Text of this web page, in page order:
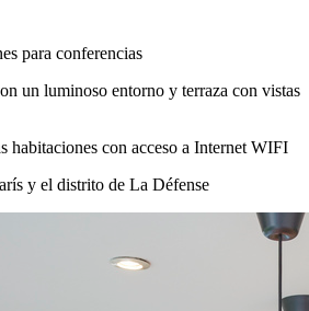
para conferencias
un luminoso entorno y terraza con vistas
habitaciones con acceso a Internet WIFI
y el distrito de La Défense